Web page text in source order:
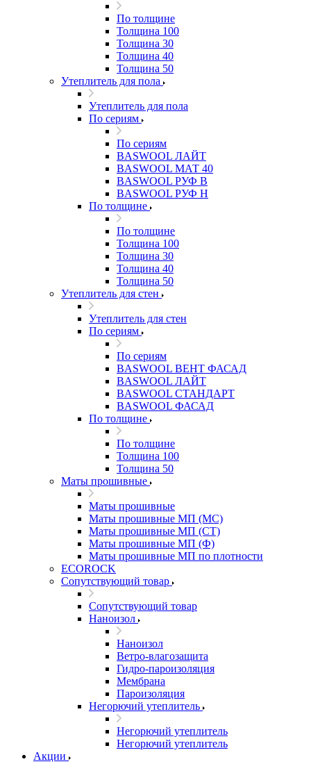
По толщине
Толщина 100
Толщина 30
Толщина 40
Толщина 50
Утеплитель для пола
Утеплитель для пола
По сериям
По сериям
BASWOOL ЛАЙТ
BASWOOL МАТ 40
BASWOOL РУФ В
BASWOOL РУФ Н
По толщине
По толщине
Толщина 100
Толщина 30
Толщина 40
Толщина 50
Утеплитель для стен
Утеплитель для стен
По сериям
По сериям
BASWOOL ВЕНТ ФАСАД
BASWOOL ЛАЙТ
BASWOOL СТАНДАРТ
BASWOOL ФАСАД
По толщине
По толщине
Толщина 100
Толщина 50
Маты прошивные
Маты прошивные
Маты прошивные МП (МС)
Маты прошивные МП (СТ)
Маты прошивные МП (Ф)
Маты прошивные МП по плотности
ECOROCK
Сопутствующий товар
Сопутствующий товар
Наноизол
Наноизол
Ветро-влагозащита
Гидро-пароизоляция
Мембрана
Пароизоляция
Негорючий утеплитель
Негорючий утеплитель
Негорючий утеплитель
Акции